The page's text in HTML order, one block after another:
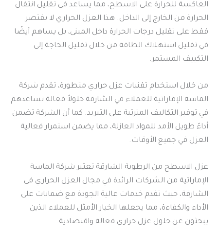
العاكسة للحرارة على الاسطح، مما يساعد في تقليل انتقال
الحرارة من الخارج إلى الداخل. هذا العزل الحراري لا يقتصر
فقط على تقليل درجات الحرارة داخل المبنى، بل يساهم أيضًا
في تقليل استهلاك الطاقة من خلال تقليل الحاجة إلى
التكييف المستمر.
من خلال استخدام تقنيات عزل حراري متطورة، تقدم شركة
الماسة الإماراتية للعملاء في الشارقة حلولاً فعالة تساعدهم
في توفير التكاليف المترتبة على التبريد. كما أن الشركة تضمن
أداءً طويل الأمد للمواد العازلة، مما يضمن استمرار فعالية
العزل في جميع الأوقات.
عزل الاسطح من الرطوبة الشارقة تعتبر شركة الماسة
الإماراتية من الشركات الرائدة في مجال العزل الحراري في
الشارقة، حيث تقدم خدمات عالية الجودة مع ضمانات على
الأداء والكفاءة، مما يجعلها الخيار الأمثل للعملاء الذين
يبحثون عن حلول عزل حراري فعالة واقتصادية.